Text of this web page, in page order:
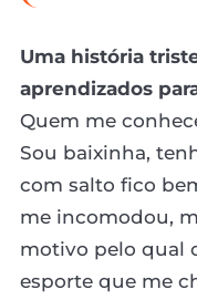
Uma história
aprendizados
Quem me
Sou baixinha,
com salto fico
me incomodou,
motivo pelo qual
esporte que me